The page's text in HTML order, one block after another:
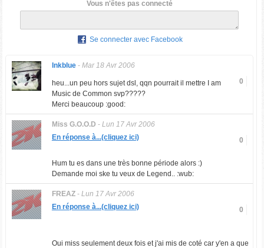
Vous n'êtes pas connecté
Se connecter avec Facebook
Inkblue- Mar 18 Avr 2006
0
heu...un peu hors sujet dsl, qqn pourrait il mettre I am
Music de Common svp?????
Merci beaucoup :good:
Miss G.O.O.D - Lun 17 Avr 2006
0
En réponse à...(cliquez ici)
Hum tu es dans une très bonne période alors :)
Demande moi ske tu veux de Legend.. :wub:
FREAZ- Lun 17 Avr 2006
0
En réponse à...(cliquez ici)
Oui miss seulement deux fois et j'ai mis de coté car y'en a que